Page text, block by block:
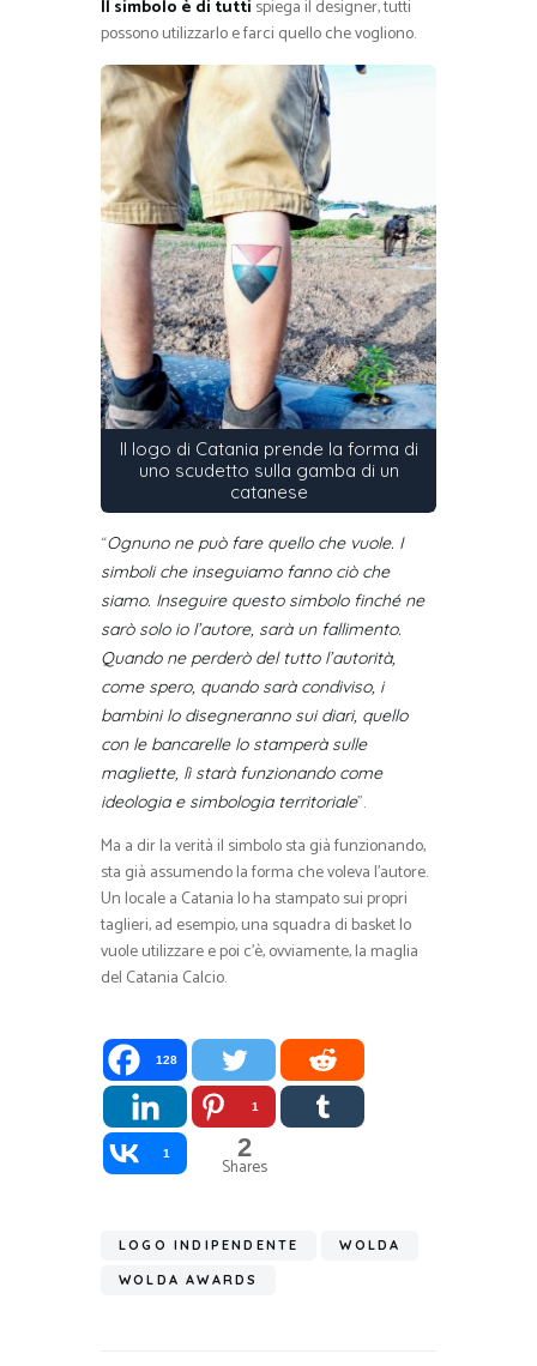
Il simbolo è di tutti spiega il designer, tutti
possono utilizzarlo e farci quello che vogliono.
Il logo di Catania prende la forma di
uno scudetto sulla gamba di un
catanese
“Ognuno ne può fare quello che vuole. I
simboli che inseguiamo fanno ciò che
siamo. Inseguire questo simbolo finché ne
sarò solo io l’autore, sarà un fallimento.
Quando ne perderò del tutto l’autorità,
come spero, quando sarà condiviso, i
bambini lo disegneranno sui diari, quello
con le bancarelle lo stamperà sulle
magliette, lì starà funzionando come
ideologia e simbologia territoriale”.
Ma a dir la verità il simbolo sta già funzionando,
sta già assumendo la forma che voleva l’autore.
Un locale a Catania lo ha stampato sui propri
taglieri, ad esempio, una squadra di basket lo
vuole utilizzare e poi c’è, ovviamente, la maglia
del Catania Calcio.
128
1
1 2
Shares
LOGO INDIPENDENTE WOLDA
WOLDA AWARDS